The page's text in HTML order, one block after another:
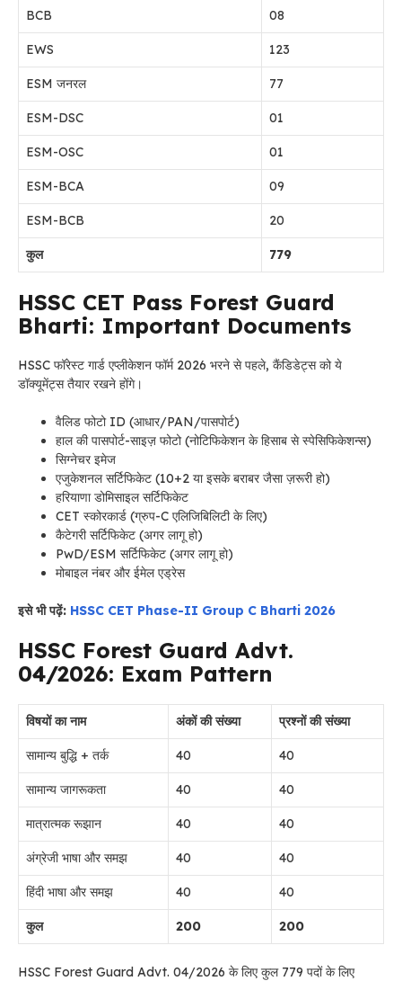
BCB 08
EWS 123
ESM जनरल 77
ESM-DSC 01
ESM-OSC 01
ESM-BCA 09
ESM-BCB 20
कुल 779
HSSC CET Pass Forest Guard
Bharti: Important Documents
HSSC फॉरेस्ट गार्ड एप्लीकेशन फॉर्म 2026 भरने से पहले, कैंडिडेट्स को ये
डॉक्यूमेंट्स तैयार रखने होंगे।
वैलिड फोटो ID (आधार/PAN/पासपोर्ट)
हाल की पासपोर्ट-साइज़ फोटो (नोटिफिकेशन के हिसाब से स्पेसिफिकेशन्स)
सिग्नेचर इमेज
एजुकेशनल सर्टिफिकेट (10+2 या इसके बराबर जैसा ज़रूरी हो)
हरियाणा डोमिसाइल सर्टिफिकेट
CET स्कोरकार्ड (ग्रुप-C एलिजिबिलिटी के लिए)
कैटेगरी सर्टिफिकेट (अगर लागू हो)
PwD/ESM सर्टिफिकेट (अगर लागू हो)
मोबाइल नंबर और ईमेल एड्रेस
इसे भी पढ़ें: HSSC CET Phase-II Group C Bharti 2026
HSSC Forest Guard Advt.
04/2026: Exam Pattern
विषयों का नाम अंकों की संख्या प्रश्नों की संख्या
सामान्य बुद्धि + तर्क 40 40
सामान्य जागरूकता 40 40
मात्रात्मक रूझान 40 40
अंग्रेजी भाषा और समझ 40 40
हिंदी भाषा और समझ 40 40
कुल 200 200
HSSC Forest Guard Advt. 04/2026 के लिए कुल 779 पदों के लिए